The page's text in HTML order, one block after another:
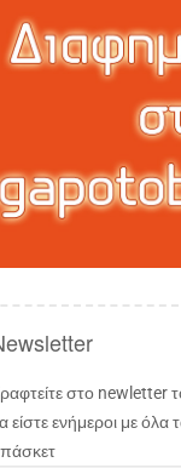
στο newletter
είστε ενήμεροι με όλα